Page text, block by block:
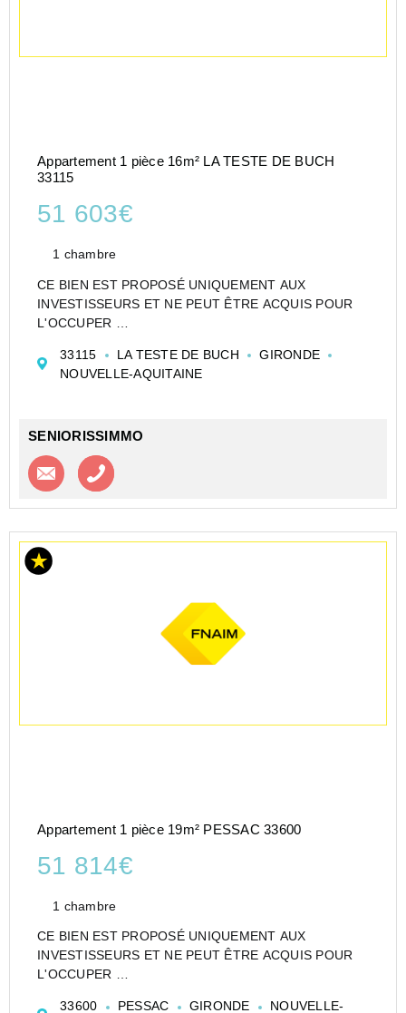
Appartement 1 pièce 16m² LA TESTE DE BUCH
33115
51 603€
1 chambre
CE BIEN EST PROPOSÉ UNIQUEMENT AUX
INVESTISSEURS ET NE PEUT ÊTRE ACQUIS POUR
L'OCCUPER
TOURISME DE TYPE T1 DE 16 M² À LA TESTE-DE-
BUCH - ALL SUITE - LA TESTE DE BUCH - LES
33115 LA TESTE DE BUCH
GIRONDE
NOUVELLE-AQUITAINE
SENIORISSIMMO
Contacter l'agence
Appartement 1 pièce 19m² PESSAC 33600
51 814€
1 chambre
CE BIEN EST PROPOSÉ UNIQUEMENT AUX
INVESTISSEURS ET NE PEUT ÊTRE ACQUIS POUR
L'OCCUPER
33600 PESSAC GIRONDE
NOUVELLE-